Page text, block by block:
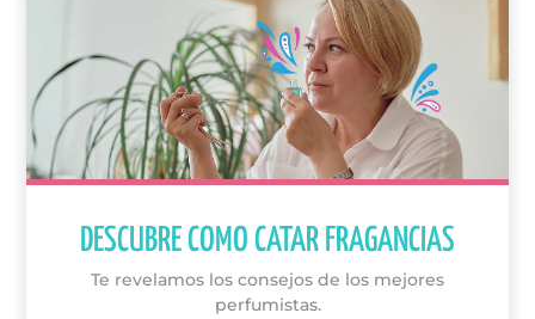
DESCUBRE COMO CATAR FRAGANCIAS
Te revelamos los consejos de los mejores
perfumistas.